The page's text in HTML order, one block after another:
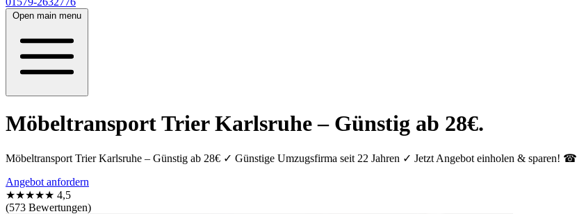
Open main menu
Möbeltransport Trier Karlsruhe – Günstig ab 28€.
Möbeltransport Trier Karlsruhe – Günstig ab 28€ ✓ Günstige Umzugsfirma seit 22 Jahren ✓ Jetzt Angebot einholen & sparen! ☎
Angebot anfordern
★★★★★ 4,5
(573 Bewertungen)